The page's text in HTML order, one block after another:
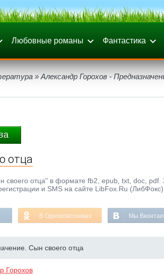
Любовные романы Фантастика
» Александр Горохов -
отца
своего отца" в формате fb2, epub, txt, doc,
и SMS на сайте LibFox.Ru
В Одноклассниках Мы
Сын своего отца
Горохов